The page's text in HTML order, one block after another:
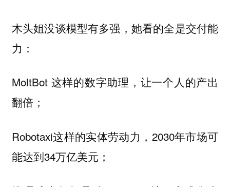
木头姐没谈模型有多强，她看的全是交付能
力：
MoltBot 这样的数字助理，让一个人的产出
翻倍；
Robotaxi这样的实体劳动力，2030年市场可
能达到34万亿美元；